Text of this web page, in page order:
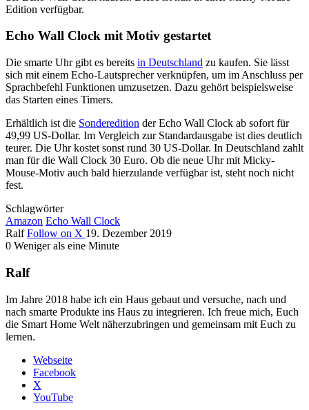
Edition verfügbar.
Echo Wall Clock mit Motiv gestartet
Die smarte Uhr gibt es bereits in Deutschland zu kaufen. Sie lässt
sich mit einem Echo-Lautsprecher verknüpfen, um im Anschluss per
Sprachbefehl Funktionen umzusetzen. Dazu gehört beispielsweise
das Starten eines Timers.
Erhältlich ist die Sonderedition der Echo Wall Clock ab sofort für
49,99 US-Dollar. Im Vergleich zur Standardausgabe ist dies deutlich
teurer. Die Uhr kostet sonst rund 30 US-Dollar. In Deutschland zahlt
man für die Wall Clock 30 Euro. Ob die neue Uhr mit Micky-
Mouse-Motiv auch bald hierzulande verfügbar ist, steht noch nicht
fest.
Schlagwörter
Amazon Echo Wall Clock
Ralf Follow on X 19. Dezember 2019
0 Weniger als eine Minute
Ralf
Im Jahre 2018 habe ich ein Haus gebaut und versuche, nach und
nach smarte Produkte ins Haus zu integrieren. Ich freue mich, Euch
die Smart Home Welt näherzubringen und gemeinsam mit Euch zu
lernen.
Webseite
Facebook
X
YouTube